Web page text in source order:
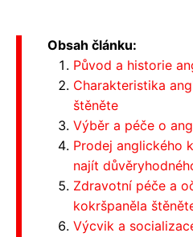
Obsah článku:
Původ a historie
Charakteristika
štěněte
Výběr a péče o
Prodej anglického
najít
Zdravotní péče a
kokršpaněla
Výcvik a